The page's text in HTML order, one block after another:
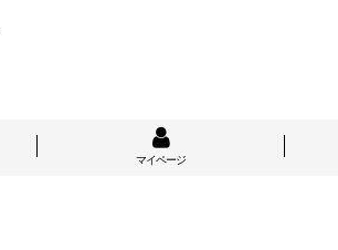
マイページ